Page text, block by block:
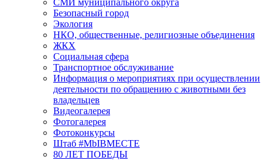
Безопасный город
Экология
НКО, общественные, религиозные объединения
ЖКХ
Социальная сфера
Транспортное обслуживание
Информация о мероприятиях при осуществлении
деятельности по обращению с животными без
владельцев
Видеогалерея
Фотогалерея
Фотоконкурсы
Штаб #MbIBMECTE
80 ЛЕТ ПОБЕДЫ